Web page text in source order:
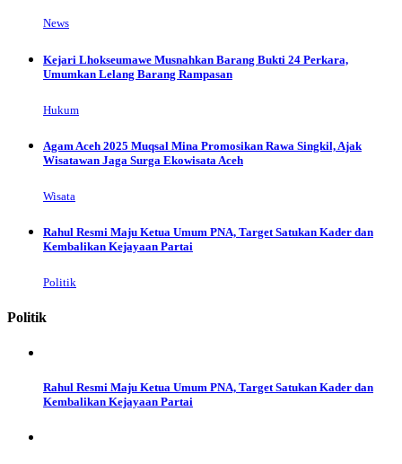
News
Kejari Lhokseumawe Musnahkan Barang Bukti 24 Perkara,
Umumkan Lelang Barang Rampasan
Hukum
Agam Aceh 2025 Muqsal Mina Promosikan Rawa Singkil, Ajak
Wisatawan Jaga Surga Ekowisata Aceh
Wisata
Rahul Resmi Maju Ketua Umum PNA, Target Satukan Kader dan
Kembalikan Kejayaan Partai
Politik
Politik
Rahul Resmi Maju Ketua Umum PNA, Target Satukan Kader dan
Kembalikan Kejayaan Partai